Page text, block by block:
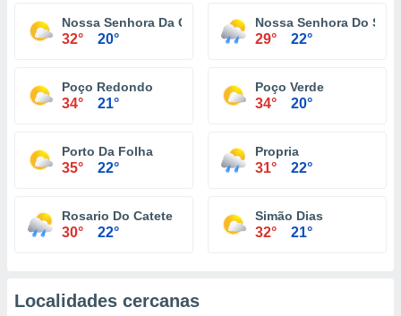
Nossa Senhora Da Glória
32° 20°
Nossa Senhora Do
29° 22°
Poço Redondo
34° 21°
Poço Verde
34° 20°
Porto Da Folha
35° 22°
Propria
31° 22°
Rosario Do Catete
30° 22°
Simão Dias
32° 21°
Localidades cercanas